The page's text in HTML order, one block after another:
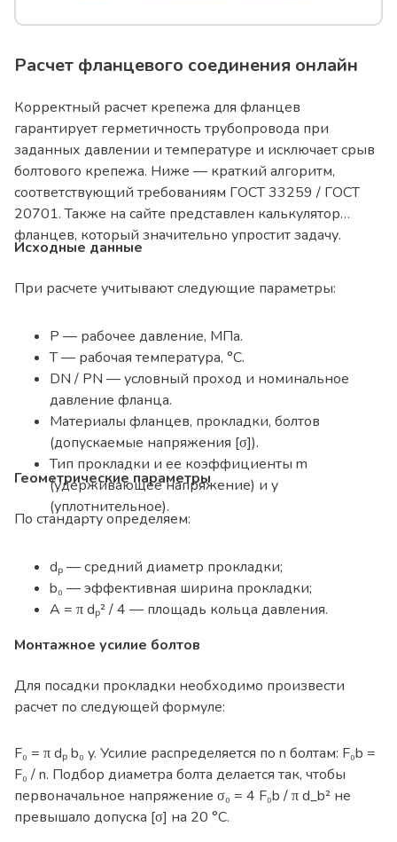
Расчет фланцевого соединения онлайн
Корректный расчет крепежа для фланцев
гарантирует герметичность трубопровода при
заданных давлении и температуре и исключает срыв
болтового крепежа. Ниже — краткий алгоритм,
соответствующий требованиям ГОСТ 33259 / ГОСТ
20701. Также на сайте представлен калькулятор
фланцев, который значительно упростит задачу.
Исходные данные
При расчете учитывают следующие параметры:
P — рабочее давление, МПа.
T — рабочая температура, °C.
DN / PN — условный проход и номинальное
давление фланца.
Материалы фланцев, прокладки, болтов
(допускаемые напряжения [σ]).
Тип прокладки и ее коэффициенты m
(удерживающее напряжение) и y
(уплотнительное).
Геометрические параметры
По стандарту определяем:
dₚ — средний диаметр прокладки;
b₀ — эффективная ширина прокладки;
A = π dₚ² / 4 — площадь кольца давления.
Монтажное усилие болтов
Для посадки прокладки необходимо произвести
расчет по следующей формуле:
F₀ = π dₚ b₀ y. Усилие распределяется по n болтам: F₀b =
F₀ / n. Подбор диаметра болта делается так, чтобы
первоначальное напряжение σ₀ = 4 F₀b / π d_b² не
превышало допуска [σ] на 20 °C.